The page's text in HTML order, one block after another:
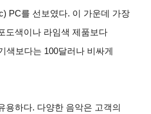
PC를 선보였다. 이 가운데 가장
도색이나 라임색 제품보다
색보다는 100달러나 비싸게
용하다. 다양한 음악은 고객의